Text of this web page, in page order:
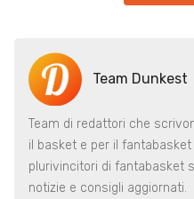
Team Dunkest
Team di redattori che
il basket e per il fantabasket
plurivincitori di fantabasket
notizie e consigli aggiornati.